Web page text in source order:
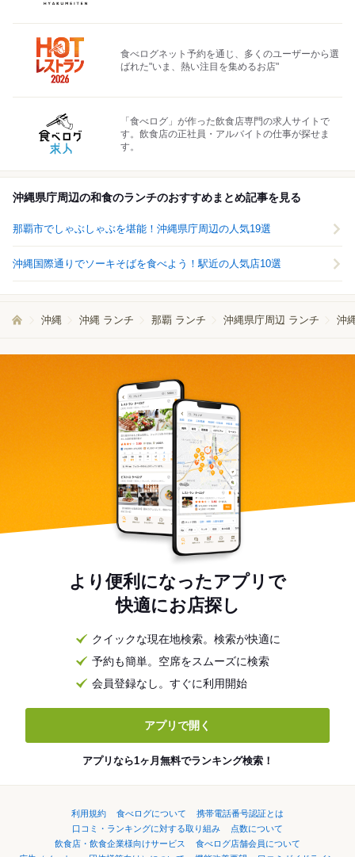
食べログネット予約を通じ、多くのユーザーから選
ばれた"いま、熱い注目を集めるお店"
「食べログ」が作った飲食店専門の求人サイトで
す。飲食店の正社員・アルバイトの仕事が探せま
す。
沖縄県庁周辺の和食のランチのおすすめまとめ記事を見る
那覇市でしゃぶしゃぶを堪能！沖縄県庁周辺の人気19選
沖縄国際通りでソーキそばを食べよう！駅近の人気店10選
沖縄 沖縄 ランチ 那覇 ランチ 沖縄県庁周辺 ランチ 沖
より便利になったアプリで
快適にお店探し
クイックな現在地検索。検索が快適に
予約も簡単。空席をスムーズに検索
会員登録なし。すぐに利用開始
アプリで開く
アプリなら1ヶ月無料でランキング検索！
利用規約 食べログについて
携帯電話番号認証とは
口コミ・ランキングに対する取り組み
点数について
飲食店・飲食企業様向けサービス
食べログ店舗会員について